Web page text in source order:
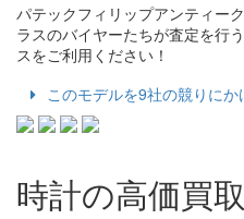
パテックフィリップアンティー
ラスのバイヤーたちが査定を行
スをご利用ください！
このモデルを9社の競りにか
時計の高価買